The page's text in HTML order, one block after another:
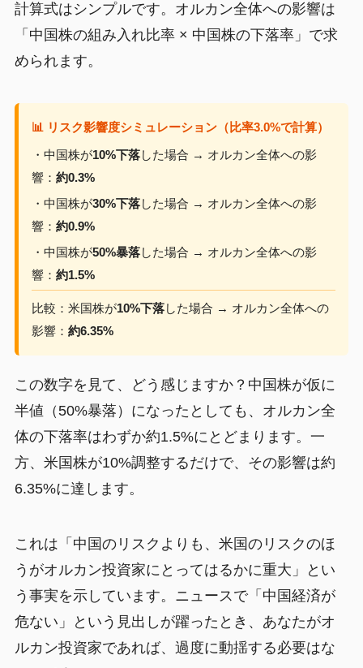
計算式はシンプルです。オルカン全体への影響は
「中国株の組み入れ比率 × 中国株の下落率」で求
められます。
📊 リスク影響度シミュレーション（比率3.0%で計算）
・中国株が10%下落した場合 → オルカン全体への影
響： 約0.3%
・中国株が30%下落した場合 → オルカン全体への影
響： 約0.9%
・中国株が50%暴落した場合 → オルカン全体への影
響： 約1.5%
比較：米国株が10%下落した場合 → オルカン全体への
影響： 約6.35%
この数字を見て、どう感じますか？中国株が仮に
半値（50%暴落）になったとしても、オルカン全
体の下落率はわずか約1.5%にとどまります。一
方、米国株が10%調整するだけで、その影響は約
6.35%に達します。
これは「中国のリスクよりも、米国のリスクのほ
うがオルカン投資家にとってはるかに重大」とい
う事実を示しています。ニュースで「中国経済が
危ない」という見出しが躍ったとき、あなたがオ
ルカン投資家であれば、過度に動揺する必要はな